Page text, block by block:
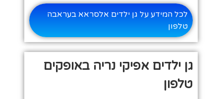
לכל המידע על גן ילדים אלסראא בעראבה
טלפון
גן ילדים אפיקי נריה באופקים
טלפון